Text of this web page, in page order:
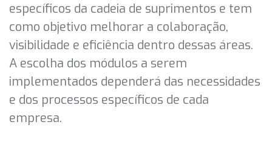
específicos da cadeia de suprimentos e tem
como objetivo melhorar a colaboração,
visibilidade e eficiência dentro dessas áreas.
A escolha dos módulos a serem
implementados dependerá das necessidades
e dos processos específicos de cada
empresa.